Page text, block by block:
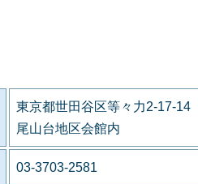
東京都世田谷区等々力2-17-14
尾山台地区会館内
03-3703-2581